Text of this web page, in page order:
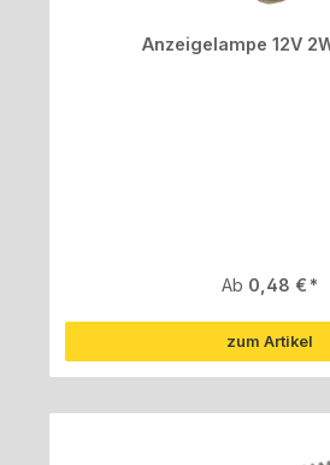
Anzeigelampe 12V
Regulärer
Ab 0,48 €
zum Artikel